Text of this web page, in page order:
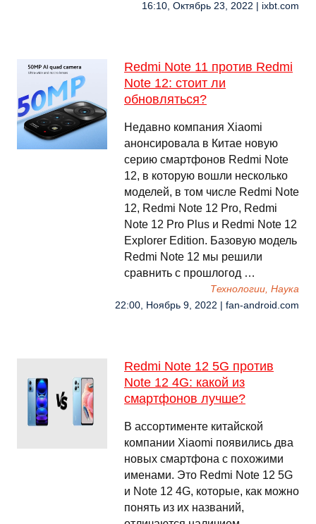
16:10, Октябрь 23, 2022 | ixbt.com
Redmi Note 11 против Redmi
Note 12: стоит ли
обновляться?
Недавно компания Xiaomi
анонсировала в Китае новую
серию смартфонов Redmi Note
12, в которую вошли несколько
моделей, в том числе Redmi Note
12, Redmi Note 12 Pro, Redmi
Note 12 Pro Plus и Redmi Note 12
Explorer Edition. Базовую модель
Redmi Note 12 мы решили
сравнить с прошлогод …
Технологии, Наука
22:00, Ноябрь 9, 2022 | fan-android.com
Redmi Note 12 5G против
Note 12 4G: какой из
смартфонов лучше?
В ассортименте китайской
компании Xiaomi появились два
новых смартфона с похожими
именами. Это Redmi Note 12 5G
и Note 12 4G, которые, как можно
понять из их названий,